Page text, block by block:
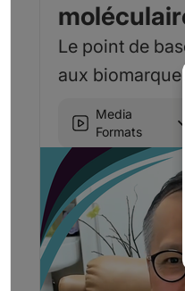
Le point de
aux
Media
Formats